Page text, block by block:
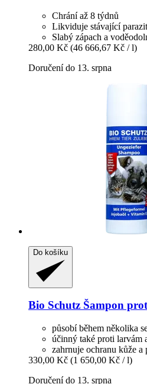
Chrání až 8 týdnů
Likviduje stávající
Slabý zápach a
280,00 Kč (46 666,67 Kč / l)
Doručení do 13. srpna
Do košíku
Bio Schutz Šampon
působí během několika
účinný také proti larvám
zahrnuje ochranu kůže a
330,00 Kč (1 650,00 Kč / l)
Doručení do 13. srpna